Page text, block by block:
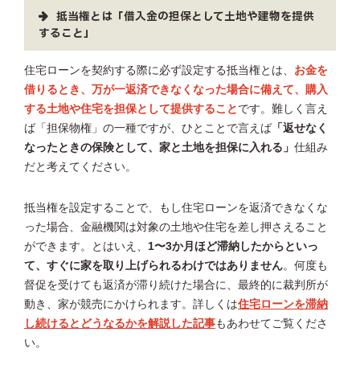
抵当権とは「借入金の担保として土地や建物を提供
すること」
住宅ローンを契約する際に必ず設定する抵当権とは、 お金を
借りるとき、万が一返済できなくなった場合に備えて、購入
する土地や住宅を担保として提供すること です。難しく言え
ば「担保物権」の一種ですが、ひとことで言えば 「返せなく
なったときの保険として、家と土地を担保に入れる」 仕組み
だと考えてください。
抵当権を設定することで、もし住宅ローンを返済できなくな
った場合、金融機関は対象の土地や住宅を差し押さえること
ができます。とはいえ、 1〜3か月ほど滞納したからといっ
て、すぐに家を取り上げられるわけではありません。何度も
督促を受けても返済が滞り続けた場合に、最終的に裁判所が
動き、家が競売にかけられます。詳しくは住宅ローンを滞納
し続けるとどうなるかを解説した記事もあわせてご覧くださ
い。